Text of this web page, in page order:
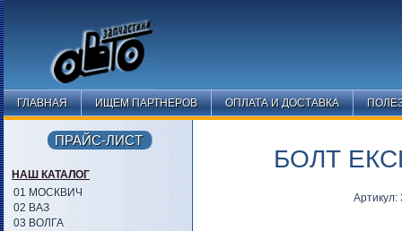
ГЛАВНАЯ ИЩЕМ ПАРТНЕРОВ ОПЛАТА И ДОСТАВКА
БОЛТ
ПРАЙС-ЛИСТ
НАШ КАТАЛОГ
01 МОСКВИЧ
02 ВАЗ
03 ВОЛГА